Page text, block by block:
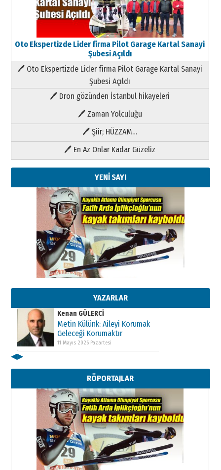
Oto Ekspertizde Lider firma Pilot Garage Kartal Sanayi
Şubesi Açıldı
🖊 Oto Ekspertizde Lider firma Pilot Garage Kartal Sanayi
Şubesi Açıldı
🖊 Dron gözünden İstanbul hikayeleri
🖊 Zaman Yolculuğu
🖊 Şiir; HÜZZAM…
🖊 En Az Onlar Kadar Güzeliz
YENİ SAYI
YAZARLAR
Kenan GÜLERCİ
Metin Külünk: Aileyi Korumak
11 Mayıs 2026 Pazartesi
Kenan GÜLERCİ
Metin Külünk: Aileyi Korumak
Geleceği Korumaktır
11 Mayıs 2026 Pazartesi
Metin Külünk: Aileyi Korumak
Geleceği Korumaktır
11 Mayıs 2026 Pazartesi
◀▶
RÖPORTAJLAR